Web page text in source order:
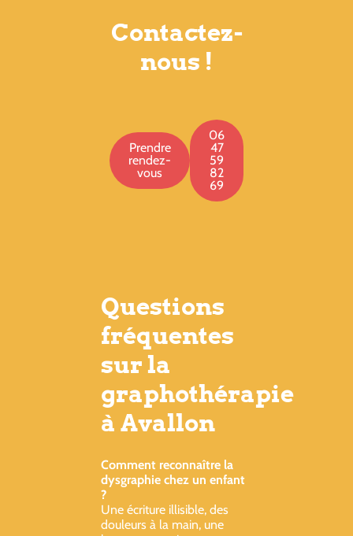
Contactez-
nous !
Prendre
rendez-
vous
06
47
59
82
69
Questions
fréquentes
sur la
graphothérapie
à Avallon
Comment reconnaître la
dysgraphie chez un enfant
?
Une écriture illisible, des
douleurs à la main, une